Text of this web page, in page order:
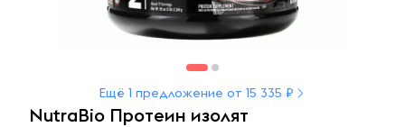
Ещё 1 предложение от 15 335 ₽
NutraBio Протеин изолят